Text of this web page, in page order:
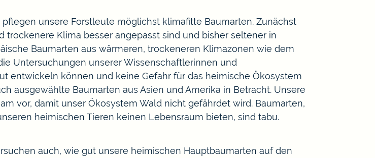
unsere Forstleute möglichst klimafitte Baumarten. Zunächst
Klima besser angepasst sind und bisher seltener in
Baumarten aus wärmeren, trockeneren Klimazonen wie dem
Untersuchungen unserer Wissenschaftlerinnen und
entwickeln können und keine Gefahr für das heimische Ökosystem
ausgewählte Baumarten aus Asien und Amerika in Betracht. Unsere
vor, damit unser Ökosystem Wald nicht gefährdet wird. Baumarten,
heimischen Tieren keinen Lebensraum bieten, sind tabu.
auch, wie gut unsere heimischen Hauptbaumarten auf den